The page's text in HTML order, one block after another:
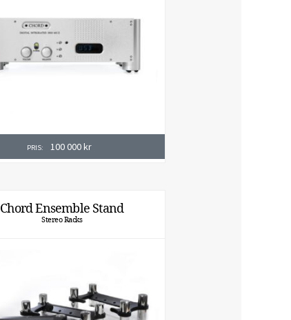
PRIS: 100 000kr
Chord Ensemble Stand
Stereo Racks